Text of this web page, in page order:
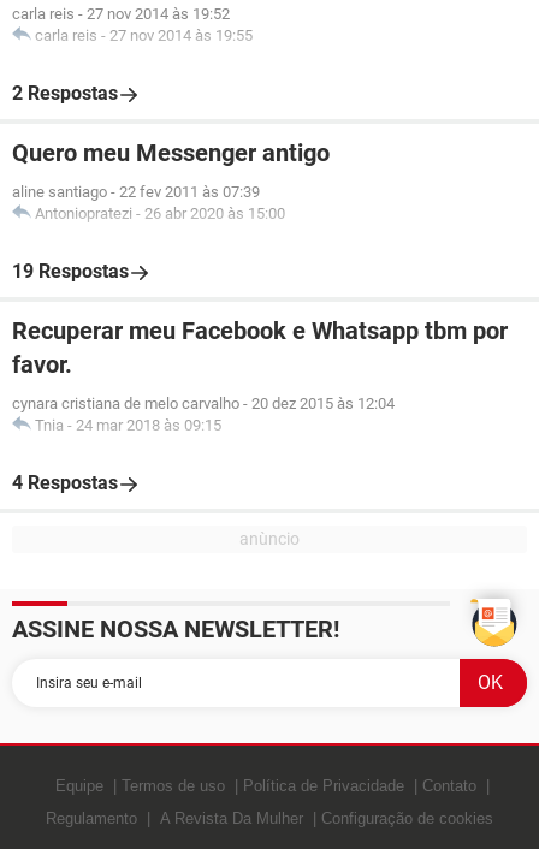
carla reis - 27 nov 2014 às 19:52
carla reis - 27 nov 2014 às 19:55
2 Respostas
Quero meu Messenger antigo
aline santiago - 22 fev 2011 às 07:39
Antoniopratezi - 26 abr 2020 às 15:00
19 Respostas
Recuperar meu Facebook e Whatsapp tbm por
favor.
cynara cristiana de melo carvalho - 20 dez 2015 às 12:04
Tnia - 24 mar 2018 às 09:15
4 Respostas
ASSINE NOSSA NEWSLETTER!
Equipe Termos de uso Política de Privacidade
Contato
Regulamento
A Revista Da Mulher Configuração de cookies